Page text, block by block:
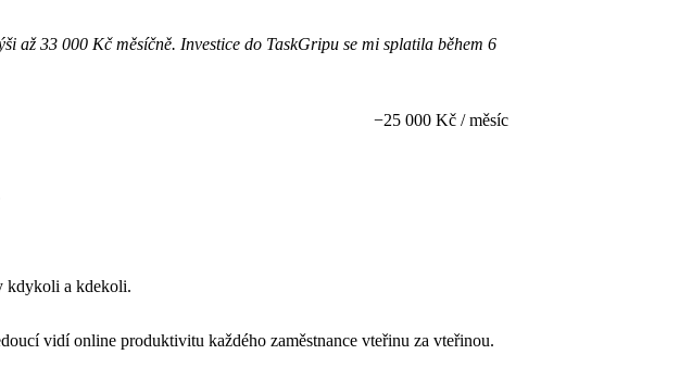
až 33 000 Kč měsíčně. Investice do TaskGripu se mi splatila během 6
−25 000 Kč / měsíc
kdykoli a kdekoli.
vidí online produktivitu každého zaměstnance vteřinu za vteřinou.